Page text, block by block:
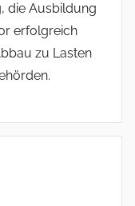
die Ausbildung
erfolgreich
zu Lasten